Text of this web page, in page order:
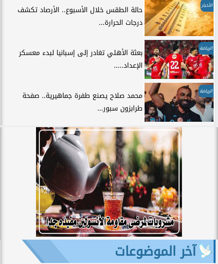
الأخبار
حالة الطقس خلال الأسبوع.. الأرصاد تكشف
درجات الحرارة...
الرياضة
بعثة الأهلي تغادر إلى إسبانيا لبدء معسكر
الإعداد.....
الرياضة
محمد صلاح يصنع طفرة جماهيرية.. صفحة
طرابزون سبور...
آخر الموضوعات